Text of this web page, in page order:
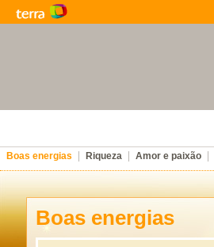
Boas energias
Boas energias Riqueza Amor e paixão